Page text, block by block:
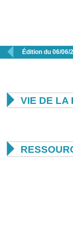
 Édition du 06/06/
 VIE DE LA
